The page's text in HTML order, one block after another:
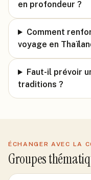
en profondeur ?
Comment
voyage en
Faut-il prévoir
traditions ?
ÉCHANGER AVEC LA
Groupes